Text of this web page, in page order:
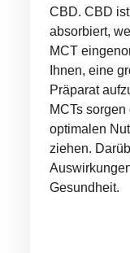
CBD. CBD
absorbiert,
MCT
Ihnen, eine
Präparat
MCTs
optimalen
ziehen.
Gesundheit.